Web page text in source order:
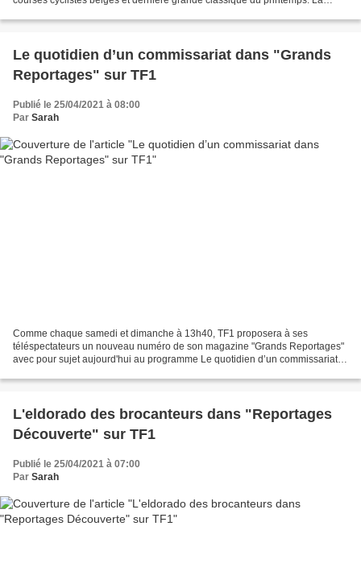
Le quotidien d’un commissariat dans "Grands
Reportages" sur TF1
Publié le 25/04/2021 à 08:00
Par Sarah
Comme chaque samedi et dimanche à 13h40, TF1 proposera à ses
téléspectateurs un nouveau numéro de son magazine "Grands Reportages"
avec pour sujet aujourd'hui au programme Le quotidien d’un commissariat
L'eldorado des brocanteurs dans "Reportages
Découverte" sur TF1
Publié le 25/04/2021 à 07:00
Par Sarah